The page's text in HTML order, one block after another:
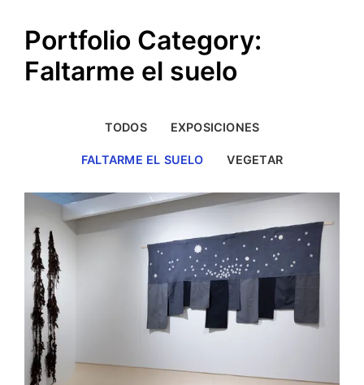
Portfolio Category:
Faltarme el suelo
TODOS EXPOSICIONES
FALTARME EL SUELO VEGETAR